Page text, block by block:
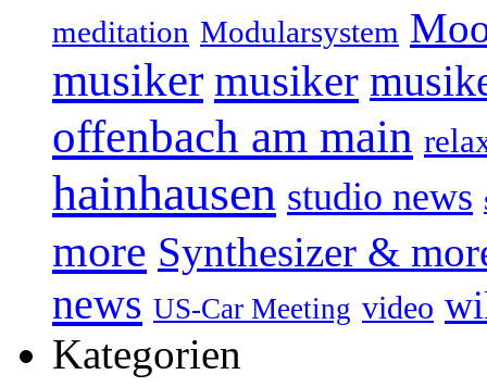
meditation Modularsystem
musiker musiker
offenbach am main
hainhausen studio news
more Synthesizer &
news US-Car Meeting video
Kategorien